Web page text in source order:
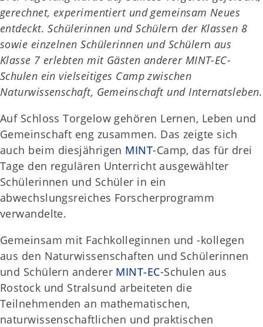
gerechnet, experimentiert und gemeinsam Neues
entdeckt. Schülerinnen und Schülern der Klassen 8
sowie einzelnen Schülerinnen und Schülern aus
Klasse 7 erlebten mit Gästen anderer MINT-EC-
Schulen ein vielseitiges Camp zwischen
Naturwissenschaft, Gemeinschaft und Internatsleben.
Auf Schloss Torgelow gehören Lernen, Leben und
Gemeinschaft eng zusammen. Das zeigte sich
auch beim diesjährigen MINT-Camp, das für drei
Tage den regulären Unterricht ausgewählter
Schülerinnen und Schüler in ein
abwechslungsreiches Forscherprogramm
verwandelte.
Gemeinsam mit Fachkolleginnen und -kollegen
aus den Naturwissenschaften und Schülerinnen
und Schülern anderer MINT-EC-Schulen aus
Rostock und Stralsund arbeiteten die
Teilnehmenden an mathematischen,
naturwissenschaftlichen und praktischen